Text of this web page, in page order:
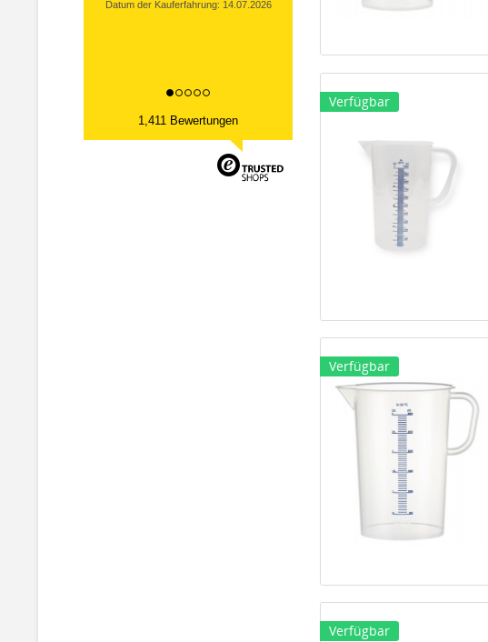
Datum der Kauferfahrung: 14.07.2026
1,411 Bewertungen
Verfügbar
Verfügbar
Verfügbar